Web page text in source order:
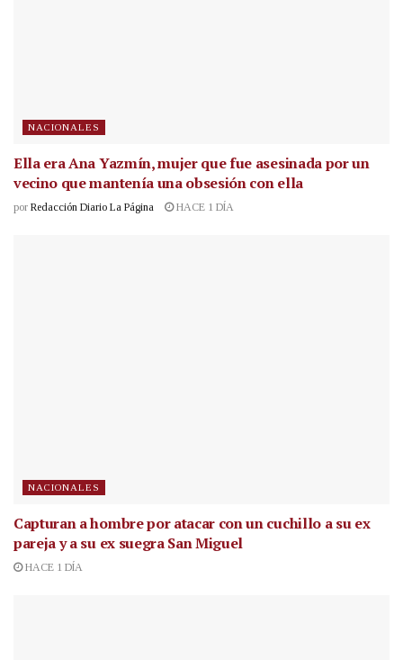
NACIONALES
Ella era Ana Yazmín, mujer que fue asesinada por un
vecino que mantenía una obsesión con ella
por Redacción Diario La Página HACE 1 DÍA
NACIONALES
Capturan a hombre por atacar con un cuchillo a su ex
pareja y a su ex suegra San Miguel
HACE 1 DÍA